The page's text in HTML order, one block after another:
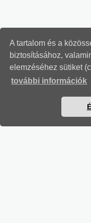
A tartalom és a
biztosításához,
elemzéséhez sütiket
további információk